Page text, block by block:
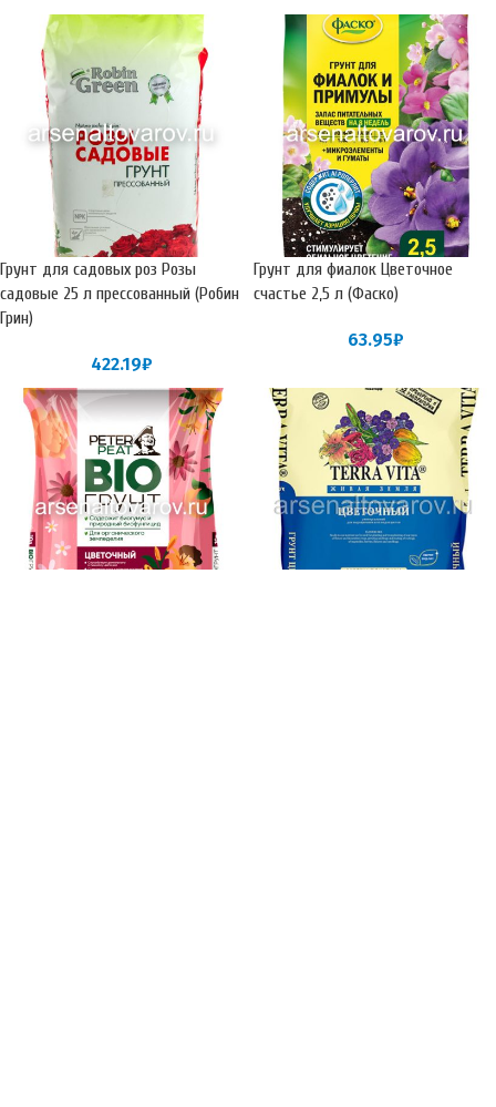
Грунт для садовых роз Розы
садовые 25 л прессованный (Робин
Грин)
422.19₽
Грунт для фиалок Цветочное
счастье 2,5 л (Фаско)
63.95₽